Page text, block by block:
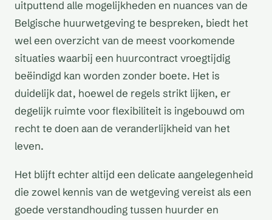
uitputtend alle mogelijkheden en nuances van de
Belgische huurwetgeving te bespreken, biedt het
wel een overzicht van de meest voorkomende
situaties waarbij een huurcontract vroegtijdig
beëindigd kan worden zonder boete. Het is
duidelijk dat, hoewel de regels strikt lijken, er
degelijk ruimte voor flexibiliteit is ingebouwd om
recht te doen aan de veranderlijkheid van het
leven.
Het blijft echter altijd een delicate aangelegenheid
die zowel kennis van de wetgeving vereist als een
goede verstandhouding tussen huurder en